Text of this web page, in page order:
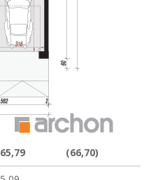
65,79
(66,70)